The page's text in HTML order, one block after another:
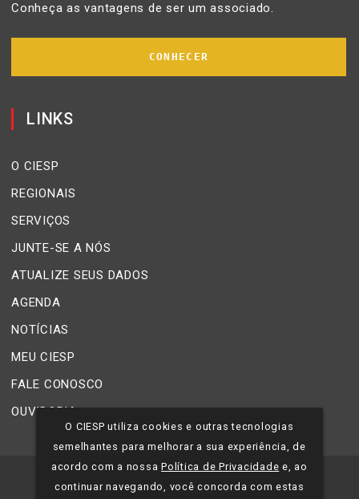
Conheça as vantagens de ser um associado.
CONHECER
LINKS
O CIESP
REGIONAIS
SERVIÇOS
JUNTE-SE A NÓS
ATUALIZE SEUS DADOS
AGENDA
NOTÍCIAS
MEU CIESP
FALE CONOSCO
OUVIDORIA
2026 CIESP - Todos os direitos reservados.
O CIESP utiliza cookies e outras tecnologias
semelhantes para melhorar a sua experiência, de
acordo com a nossaPolítica de Privacidade e, ao
continuar navegando, você concorda com estas